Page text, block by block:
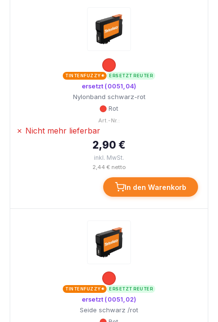
TINTENFUZZY® ERSETZT REUTER
ersetzt (0051,04)
Nylonband schwarz-rot
Rot
Art.-Nr.:
✗ Nicht mehr lieferbar
2,90 €
inkl. MwSt.
2,44 € netto
In den Warenkorb
TINTENFUZZY® ERSETZT REUTER
ersetzt (0051,02)
Seide schwarz /rot